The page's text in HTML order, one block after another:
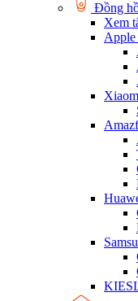
Đồng
Xem
Apple